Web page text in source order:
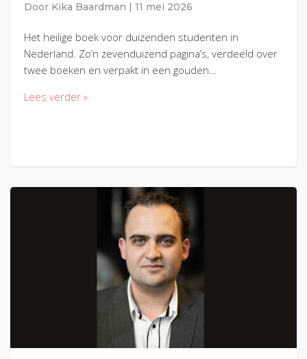
Door Kika Baardman 11 mei 2026
Het heilige boek voor duizenden studenten in
Nederland. Zo’n zevenduizend pagina’s, verdeeld over
twee boeken en verpakt in een gouden…
Lees verder »